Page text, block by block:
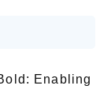
Enabling